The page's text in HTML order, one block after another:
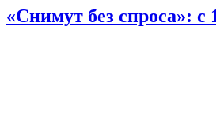
«Снимут без спроса»: с